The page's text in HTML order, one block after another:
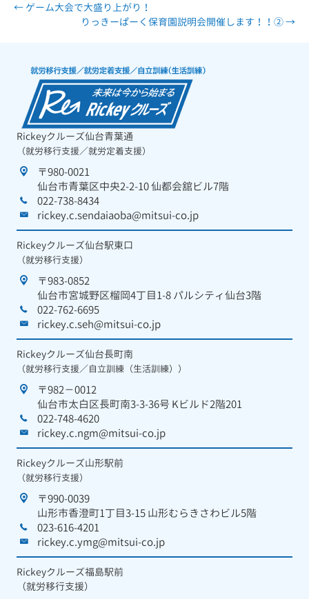
← ゲーム大会で大盛り上がり！
りっきーぱーく保育園説明会開催します！！② →
Rickeyクルーズ仙台青葉通
（就労移行支援／就労定着支援）
〒980-0021
仙台市青葉区中央2-2-10 仙都会舘ビル7階
022-738-8434
rickey.c.sendaiaoba@mitsui-co.jp
Rickeyクルーズ仙台駅東口
（就労移行支援）
〒983-0852
仙台市宮城野区榴岡4丁目1-8 パルシティ仙台3階
022-762-6695
rickey.c.seh@mitsui-co.jp
Rickeyクルーズ仙台長町南
（就労移行支援／自立訓練（生活訓練））
〒982－0012
仙台市太白区長町南3-3-36号 Kビルド2階201
022-748-4620
rickey.c.ngm@mitsui-co.jp
Rickeyクルーズ山形駅前
（就労移行支援）
〒990-0039
山形市香澄町1丁目3-15 山形むらきさわビル5階
023-616-4201
rickey.c.ymg@mitsui-co.jp
Rickeyクルーズ福島駅前
（就労移行支援）